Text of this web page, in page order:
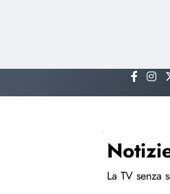
to
La TV senza